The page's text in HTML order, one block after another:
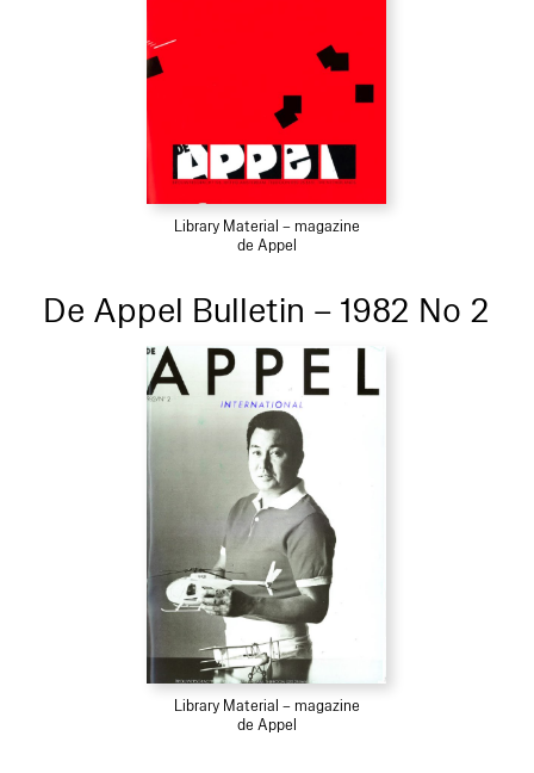
Library Material – magazine
de Appel
De Appel Bulletin – 1982 No 2
Library Material – magazine
de Appel